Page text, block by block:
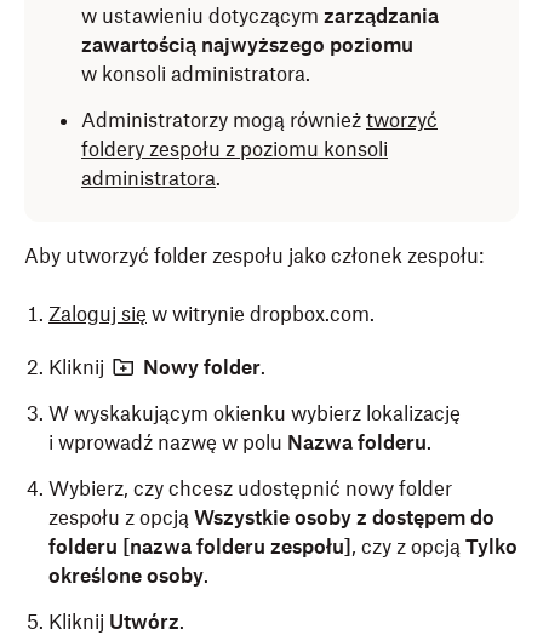
w ustawieniu dotyczącym zarządzania
zawartością najwyższego poziomu
w konsoli administratora.
Administratorzy mogą również tworzyć
foldery zespołu z poziomu konsoli
administratora.
Aby utworzyć folder zespołu jako członek zespołu:
Zaloguj się w witrynie dropbox.com.
Kliknij Nowy folder.
W wyskakującym okienku wybierz lokalizację
i wprowadź nazwę w polu Nazwa folderu.
Wybierz, czy chcesz udostępnić nowy folder
zespołu z opcją Wszystkie osoby z dostępem do
folderu [nazwa folderu zespołu] , czy z opcją Tylko
określone osoby.
Kliknij Utwórz.